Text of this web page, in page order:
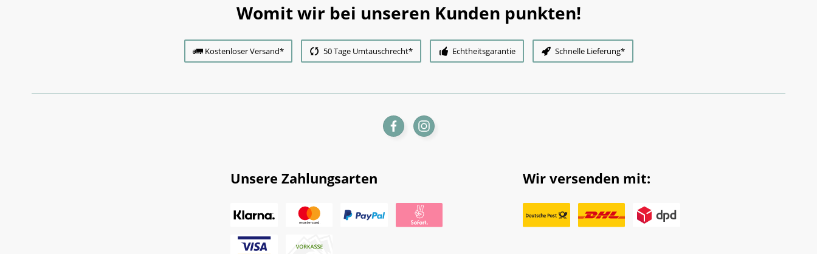
Womit wir bei unseren Kunden punkten!
Kostenloser Versand* 50 Tage Umtauschrecht* Echtheitsgarantie Schnelle Lieferung*
Unsere Zahlungsarten Wir versenden mit: